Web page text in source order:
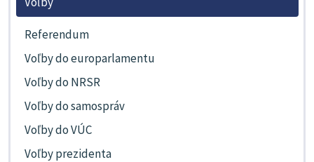
Referendum
Voľby do europarlamentu
Voľby do NRSR
Voľby do samospráv
Voľby do VÚC
Voľby prezidenta